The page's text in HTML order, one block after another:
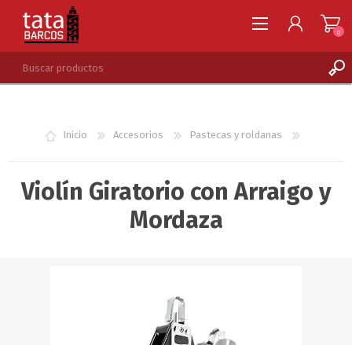
LISTA DE DESEOS
0
Inicio Accesorios Pastecas y roldanas
Violín Giratorio con Arraigo y
Mordaza